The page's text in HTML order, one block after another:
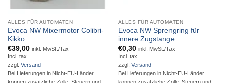
ALLES FÜR AUTOMATEN
Evoca NW Mixermotor Colibri-
Kikko
€39,00 inkl. MwSt./Tax
Incl. tax
zzgl. Versand
Bei Lieferungen in Nicht-EU-Länder
ALLES FÜR AUTOMATEN
Evoca NW Sprengring für
innere Zugstange
€0,30 inkl. MwSt./Tax
Incl. tax
zzgl. Versand
Bei Lieferungen in Nicht-EU-Länder